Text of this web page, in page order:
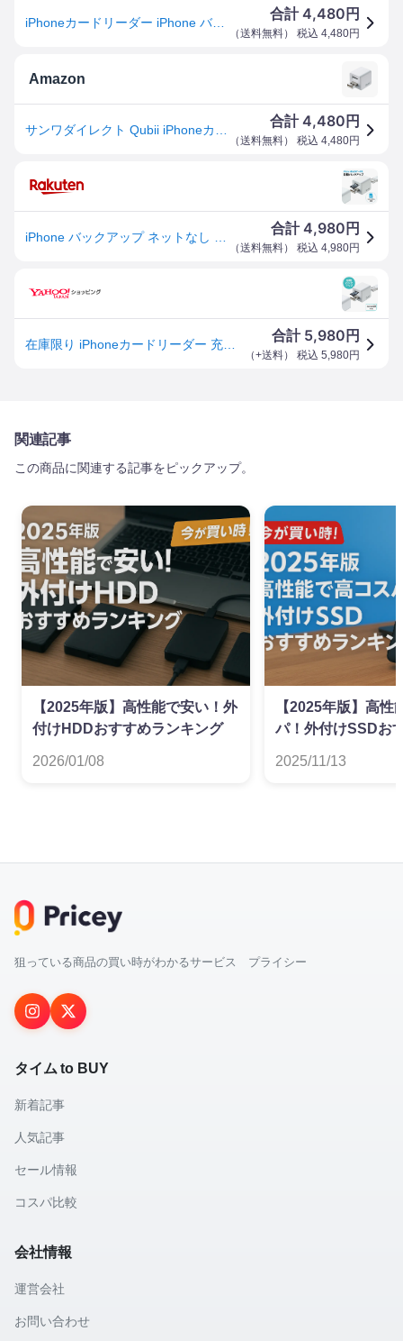
iPhoneカードリーダー iPhone バックアップ microSD 充電 カードリーダー パソコン不要 EZ4-ADRIP010W
合計4,480 円
（送料無料） 税込 4,480円
Amazon
合計4,480 円
（送料無料） 税込 4,480円
合計4,980 円
（送料無料） 税込 4,980円
合計 5,980 円
（+送料） 税込 5,980円
関連記事
この商品に関連する記事をピックアップ。
【2025年版】高性能で安い！外
付けHDDおすすめランキング
2026/01/08
【2025年版】高性
パ！外付けSSDお
2025/11/13
狙っている商品の買い時がわかるサービス プライシー
タイム to BUY
新着記事
人気記事
セール情報
コスパ比較
会社情報
運営会社
お問い合わせ